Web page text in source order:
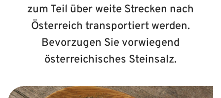
zum Teil über weite Strecken nach
Österreich transportiert werden.
Bevorzugen Sie vorwiegend
österreichisches Steinsalz.